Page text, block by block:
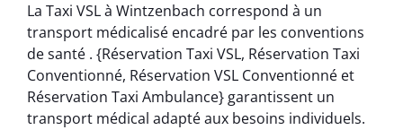
La Taxi VSL à Wintzenbach correspond à un
transport médicalisé encadré par les conventions
de santé . {Réservation Taxi VSL, Réservation Taxi
Conventionné, Réservation VSL Conventionné et
Réservation Taxi Ambulance} garantissent un
transport médical adapté aux besoins individuels.